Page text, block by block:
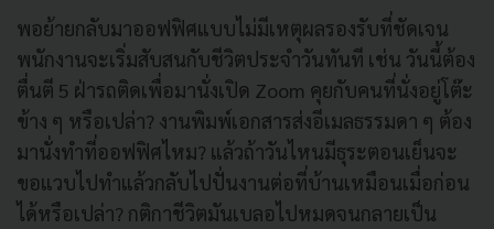
พอย้ายกลับมาออฟฟิศแบบไม่มีเหตุผลรองรับที่ชัดเจน
พนักงานจะเริ่มสับสนกับชีวิตประจำวันทันที เช่น วันนี้ต้อง
ตื่นตี 5 ฝ่ารถติดเพื่อมานั่งเปิด Zoom คุยกับคนที่นั่งอยู่โต๊ะ
ข้าง ๆ หรือเปล่า? งานพิมพ์เอกสารส่งอีเมลธรรมดา ๆ ต้อง
มานั่งทำที่ออฟฟิศไหม? แล้วถ้าวันไหนมีธุระตอนเย็นจะ
ขอแวบไปทำแล้วกลับไปปั่นงานต่อที่บ้านเหมือนเมื่อก่อน
ได้หรือเปล่า? กติกาชีวิตมันเบลอไปหมดจนกลายเป็น